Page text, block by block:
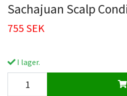
Sachajuan Scalp
755 SEK
I lager.